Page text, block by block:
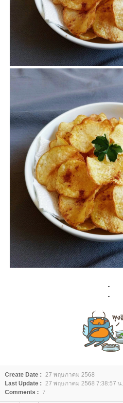
.
.
Create Date : 27 พฤษภาคม 2568
Last Update : 27 พฤษภาคม 2568 7:38:57 น.
Comments : 7